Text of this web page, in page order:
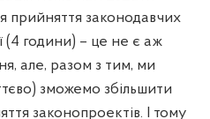
прийняття законодавчих
ї (4 години) – це не є аж
але, разом з тим, ми
зможемо збільшити
законопроектів. І тому